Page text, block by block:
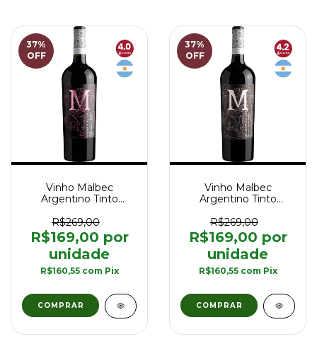
37%
OFF
Vinho Malbec
Argentino Tinto
Grand Reserva
Lunlunta 750 ml
R$269,00
R$169,00
R$160,55 com Pix
37%
OFF
Vinho Malbec
Argentino Tinto
Grand Reserva
Barrancas 750 ml
R$269,00
R$169,00
R$160,55 com Pix